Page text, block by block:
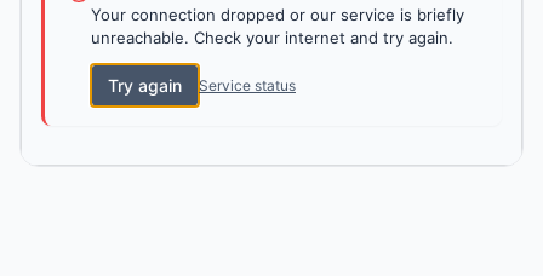
Your connection dropped or our service is briefly
unreachable. Check your internet and try again.
Try again Service status